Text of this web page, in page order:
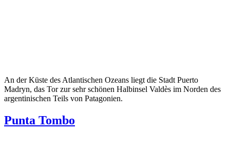
An der Küste des Atlantischen Ozeans liegt die Stadt Puerto
Madryn, das Tor zur sehr schönen Halbinsel Valdès im Norden des
argentinischen Teils von Patagonien.
Punta Tombo